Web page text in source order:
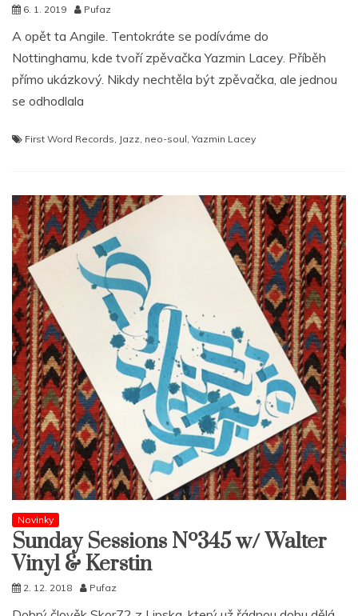
6. 1. 2019 Pufaz
A opět ta Angile. Tentokráte se podíváme do
Nottinghamu, kde tvoří zpěvačka Yazmin Lacey. Příběh
přímo ukázkový. Nikdy nechtěla být zpěvačka, ale jednou
se odhodlala
First Word Records Jazz neo-soul Yazmin Lacey
Novinky
Sunday Sessions Nº345 w/ Walter
Vinyl & Kerstin
2. 12. 2018 Pufaz